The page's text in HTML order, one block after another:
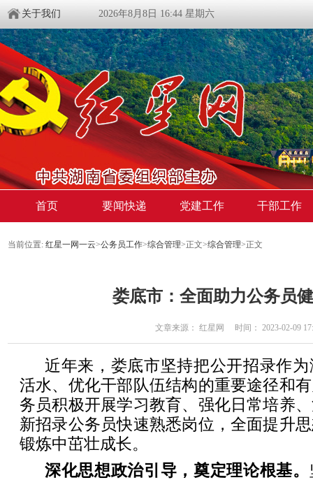
关于我们 2026年8月8日 16:44 星期六
首页 要闻快递 党建工作 干部工作
当前位置: 红星一网一云>公务员工作>综合管理>正文>综合管理>正文
娄底市：全面助力公务员
文章来源： 红星网 时间： 2023-02-09
近年来，娄底市坚持把公开招录作
活水、优化干部队伍结构的重要途径和
务员积极开展学习教育、强化日常培养
新招录公务员快速熟悉岗位，全面提升
锻炼中茁壮成长。
深化思想政治引导，奠定理论根基。